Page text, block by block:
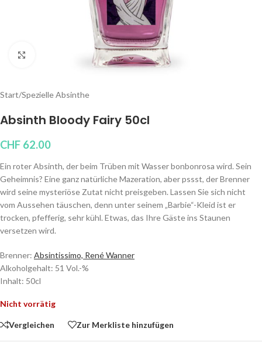
Klicken um zu vergrößern
Start/Spezielle Absinthe
Absinth Bloody Fairy 50cl
CHF 62.00
Ein roter Absinth, der beim Trüben mit Wasser bonbonrosa wird. Sein
Geheimnis? Eine ganz natürliche Mazeration, aber pssst, der Brenner
wird seine mysteriöse Zutat nicht preisgeben. Lassen Sie sich nicht
vom Aussehen täuschen, denn unter seinem „Barbie“-Kleid ist er
trocken, pfefferig, sehr kühl. Etwas, das Ihre Gäste ins Staunen
versetzen wird.
Brenner: Absintissimo, René Wanner
Alkoholgehalt: 51 Vol.-%
Inhalt: 50cl
Nicht vorrätig
Vergleichen Zur Merkliste hinzufügen